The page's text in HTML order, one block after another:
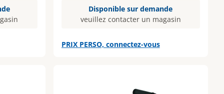
Disponible sur demande
veuillez contacter un magasin
PRIX PERSO, connectez-vous